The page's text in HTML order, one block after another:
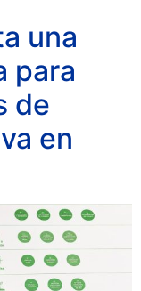
una
para
de
en